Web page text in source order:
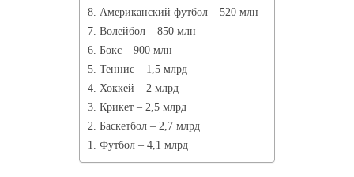
8. Американский футбол – 520 млн
7. Волейбол – 850 млн
6. Бокс – 900 млн
5. Теннис – 1,5 млрд
4. Хоккей – 2 млрд
3. Крикет – 2,5 млрд
2. Баскетбол – 2,7 млрд
1. Футбол – 4,1 млрд